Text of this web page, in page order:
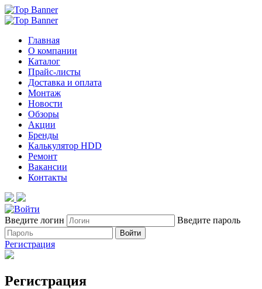
Главная
О компании
Каталог
Прайс-листы
Доставка и оплата
Монтаж
Новости
Обзоры
Акции
Бренды
Калькулятор HDD
Ремонт
Вакансии
Контакты
Введите логин Введите пароль
Войти
Регистрация
Регистрация